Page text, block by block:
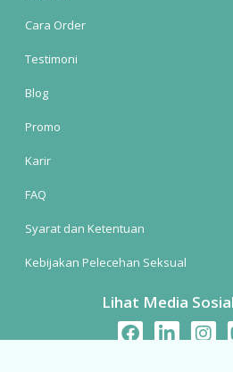
Cara Order
Testimoni
Blog
Promo
Karir
FAQ
Syarat dan Ketentuan
Kebijakan Pelecehan Seksual
Lihat Media